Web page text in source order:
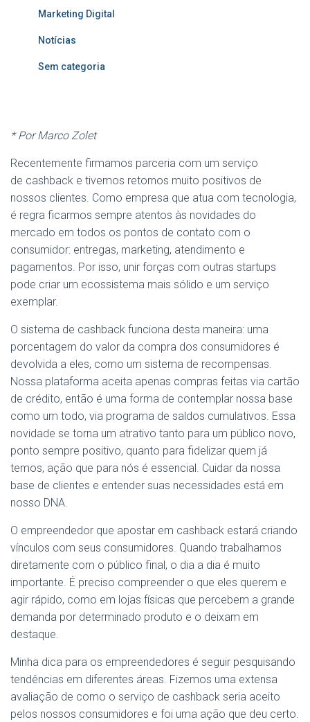
Marketing Digital
Notícias
Sem categoria
* Por Marco Zolet
Recentemente firmamos parceria com um serviço
de cashback e tivemos retornos muito positivos de
nossos clientes. Como empresa que atua com tecnologia,
é regra ficarmos sempre atentos às novidades do
mercado em todos os pontos de contato com o
consumidor: entregas, marketing, atendimento e
pagamentos. Por isso, unir forças com outras startups
pode criar um ecossistema mais sólido e um serviço
exemplar.
O sistema de cashback funciona desta maneira: uma
porcentagem do valor da compra dos consumidores é
devolvida a eles, como um sistema de recompensas.
Nossa plataforma aceita apenas compras feitas via cartão
de crédito, então é uma forma de contemplar nossa base
como um todo, via programa de saldos cumulativos. Essa
novidade se torna um atrativo tanto para um público novo,
ponto sempre positivo, quanto para fidelizar quem já
temos, ação que para nós é essencial. Cuidar da nossa
base de clientes e entender suas necessidades está em
nosso DNA.
O empreendedor que apostar em cashback estará criando
vínculos com seus consumidores. Quando trabalhamos
diretamente com o público final, o dia a dia é muito
importante. É preciso compreender o que eles querem e
agir rápido, como em lojas físicas que percebem a grande
demanda por determinado produto e o deixam em
destaque.
Minha dica para os empreendedores é seguir pesquisando
tendências em diferentes áreas. Fizemos uma extensa
avaliação de como o serviço de cashback seria aceito
pelos nossos consumidores e foi uma ação que deu certo.